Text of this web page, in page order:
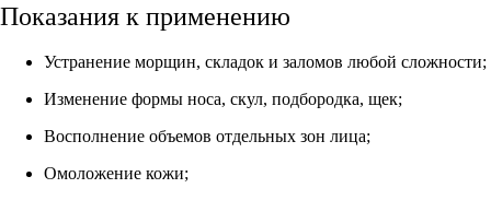
Показания к применению
Устранение морщин, складок и заломов любой сложности;
Изменение формы носа, скул, подбородка, щек;
Восполнение объемов отдельных зон лица;
Омоложение кожи;